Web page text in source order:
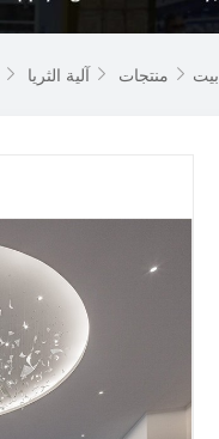
بيت  منتجات  آلية الثريا 